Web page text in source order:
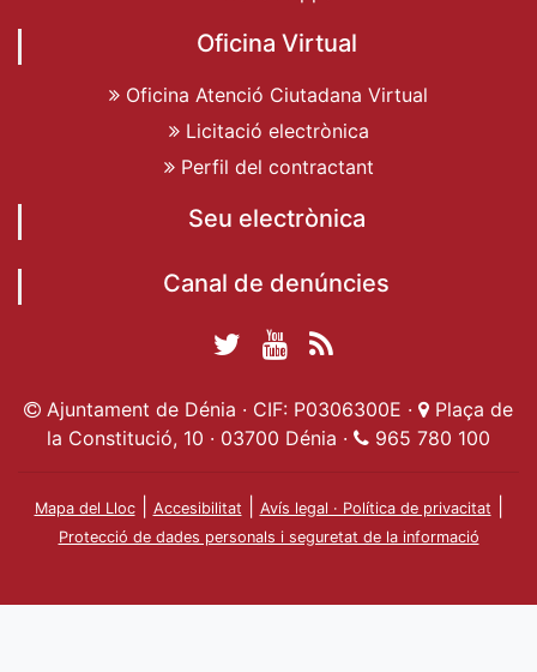
Oficina Virtual
Oficina Atenció Ciutadana Virtual
Licitació electrònica
Perfil del contractant
Seu electrònica
Canal de denúncies
de Dénia
Twitter Ajuntament
de Dénia
Ajuntament de
Dénia
Actualitat
Ajuntament
Ajuntament de Dénia · CIF: P0306300E ·
Plaça de
la Constitució, 10 · 03700 Dénia ·
965 780 100
Mapa del Lloc| Accesibilitat Avís legal · Política de privacitat
Protecció de dades personals i seguretat de la informació